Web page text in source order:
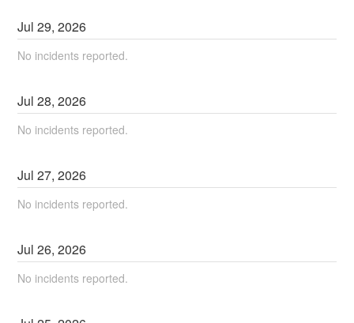
Jul29,2026
No incidents reported.
Jul28,2026
No incidents reported.
Jul27,2026
No incidents reported.
Jul26,2026
No incidents reported.